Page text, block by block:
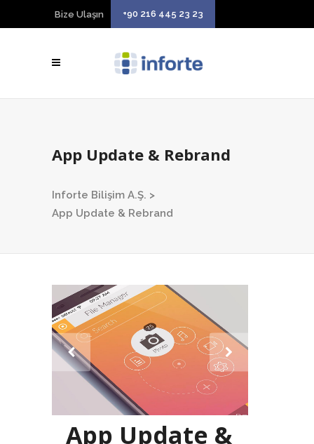
Bize Ulaşın +90 216 445 23 23
App Update & Rebrand
Inforte Bilişim A.Ş. >
App Update & Rebrand
App Update &